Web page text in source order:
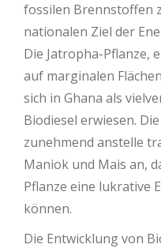
fossilen Brennstoffen
nationalen Ziel der
Die Jatropha-Pflanze,
auf marginalen
sich in Ghana als
Biodiesel erwiesen.
zunehmend anstelle
Maniok und Mais an,
Pflanze eine lukrative
können.
Die Entwicklung von